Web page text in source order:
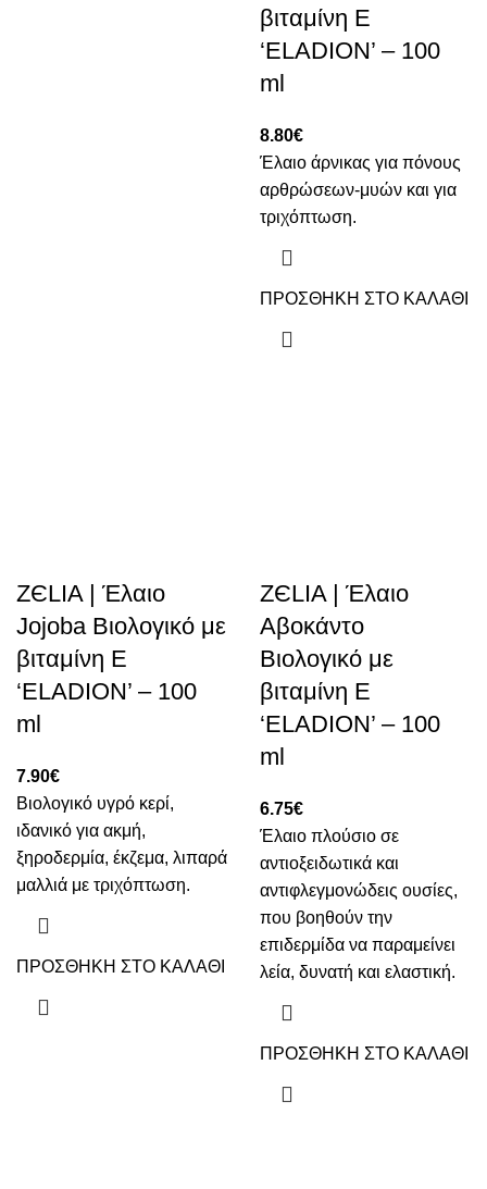
βιταμίνη Ε
‘ELADION’ – 100
ml
8.80€
Έλαιο άρνικας για πόνους
αρθρώσεων-μυών και για
τριχόπτωση.
ΠΡΟΣΘΗΚΗ ΣΤΟ ΚΑΛΑΘΙ
ZЄLIA | Έλαιο
Jojoba Βιολογικό με
βιταμίνη Ε
‘ELADION’ – 100
ml
7.90€
Βιολογικό υγρό κερί,
ιδανικό για ακμή,
ξηροδερμία, έκζεμα, λιπαρά
μαλλιά με τριχόπτωση.
ΠΡΟΣΘΗΚΗ ΣΤΟ ΚΑΛΑΘΙ
ZЄLIA | Έλαιο
Αβοκάντο
Βιολογικό με
βιταμίνη Ε
‘ELADION’ – 100
ml
6.75€
Έλαιο πλούσιο σε
αντιοξειδωτικά και
αντιφλεγμονώδεις ουσίες,
που βοηθούν την
επιδερμίδα να παραμείνει
λεία, δυνατή και ελαστική.
ΠΡΟΣΘΗΚΗ ΣΤΟ ΚΑΛΑΘΙ